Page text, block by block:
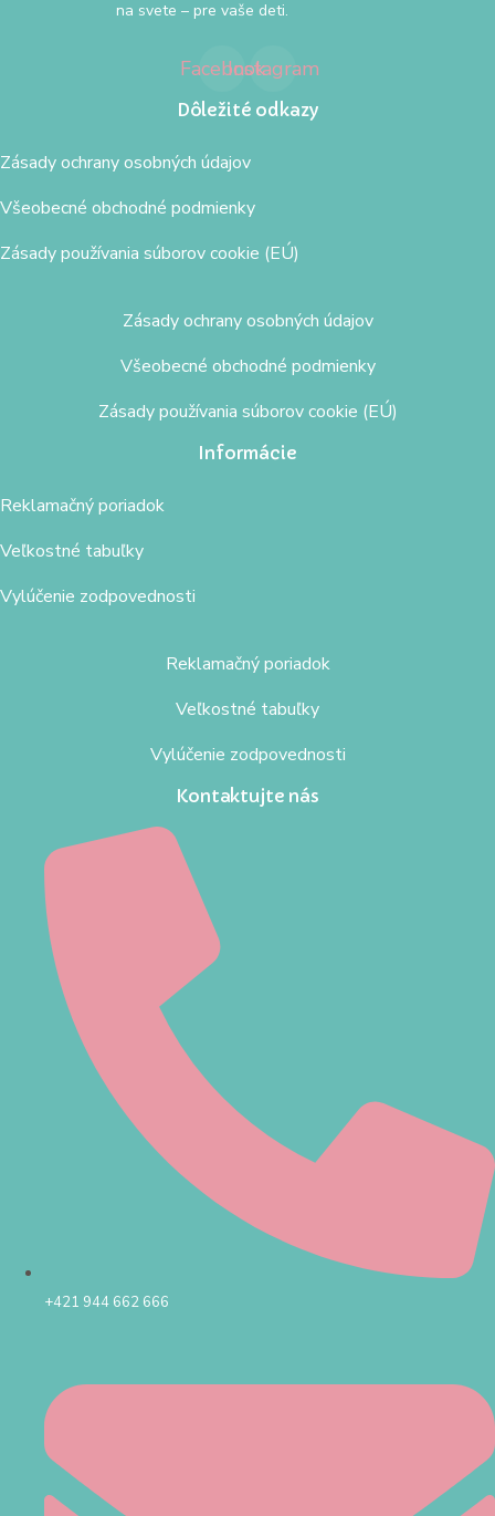
na svete – pre vaše deti.
FacebookInstagram
Dôležité odkazy
Zásady ochrany osobných údajov
Všeobecné obchodné podmienky
Zásady používania súborov cookie (EÚ)
Zásady ochrany osobných údajov
Všeobecné obchodné podmienky
Zásady používania súborov cookie (EÚ)
Informácie
Reklamačný poriadok
Veľkostné tabuľky
Vylúčenie zodpovednosti
Reklamačný poriadok
Veľkostné tabuľky
Vylúčenie zodpovednosti
Kontaktujte nás
+421 944 662 666